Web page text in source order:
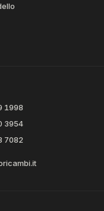
1998
3954
7082